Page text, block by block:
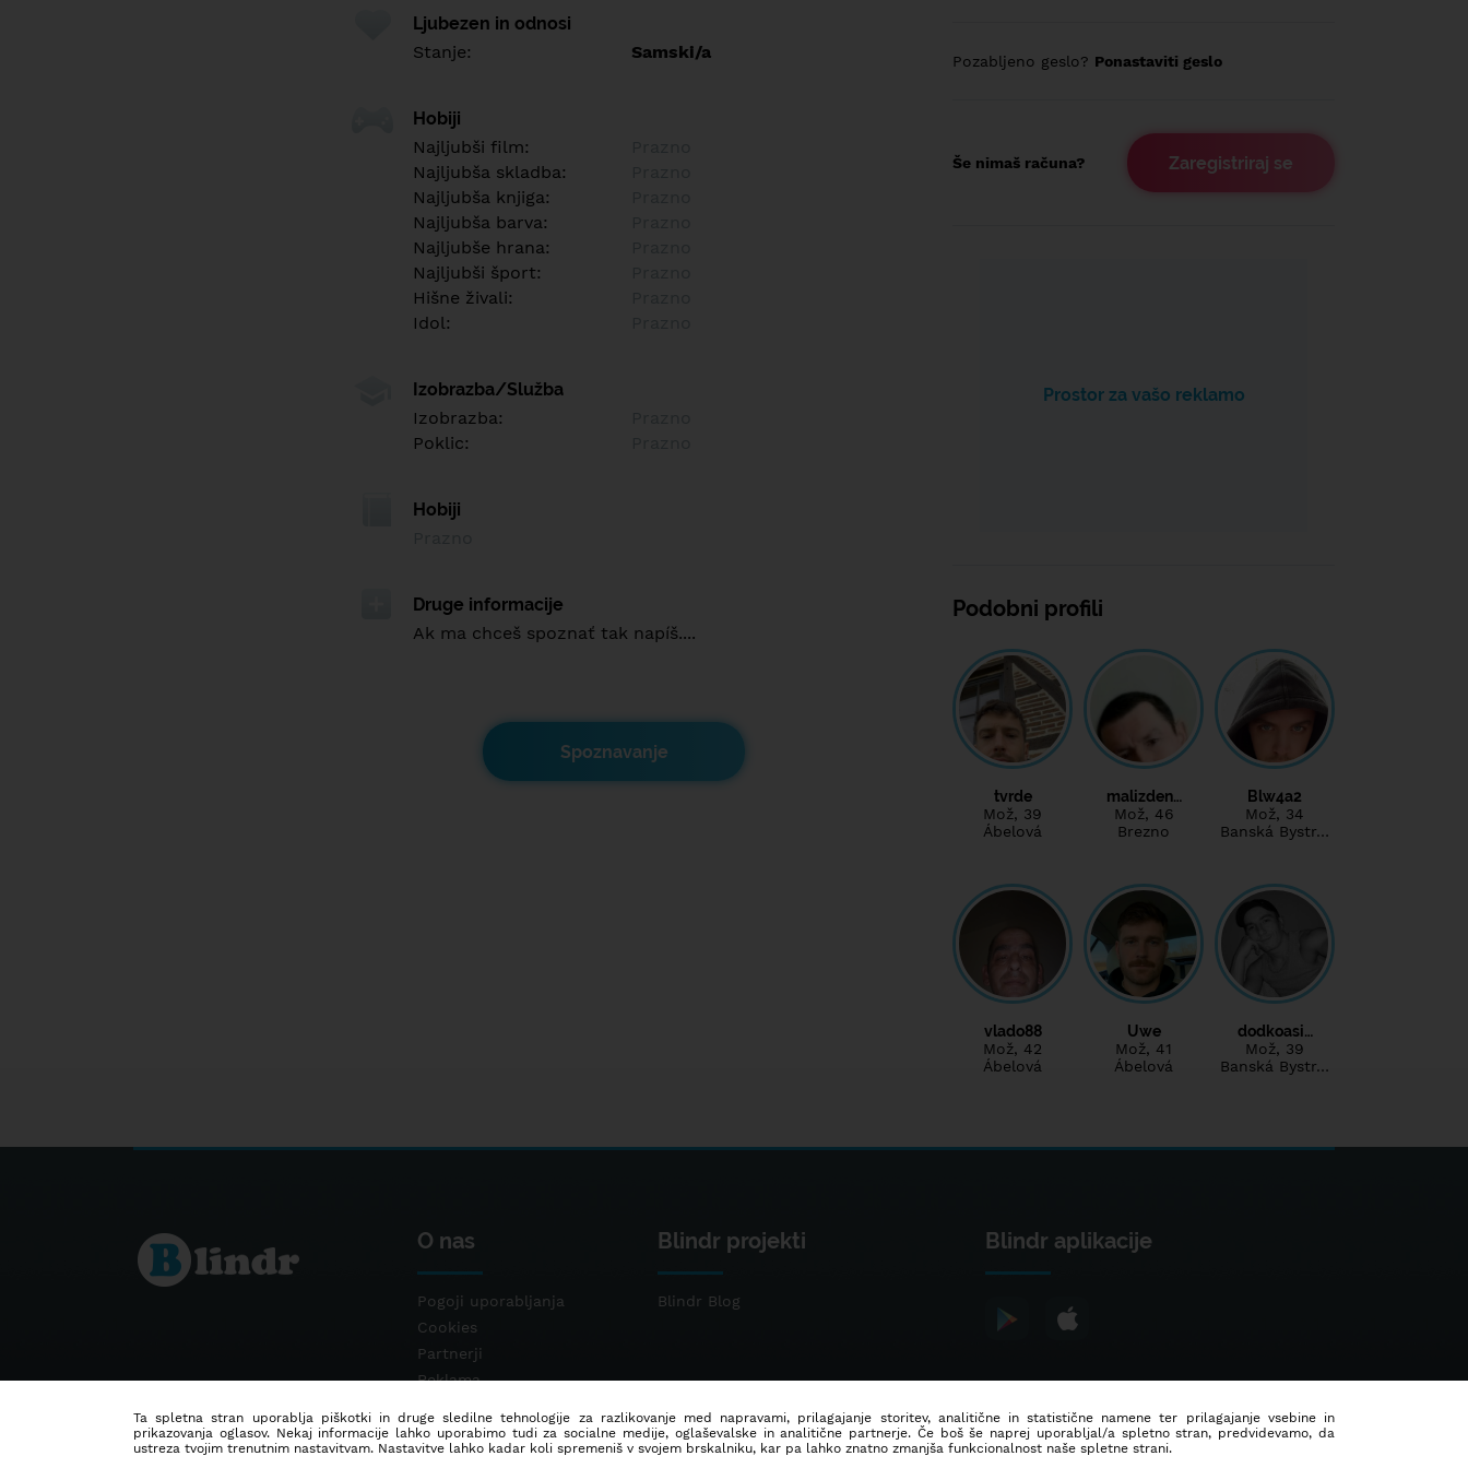
Ljubezen in odnosi
Stanje:
Samski/a
Hobiji
Najljubši film:
Najljubša skladba:
Najljubša knjiga:
Najljubša barva:
Najljubše hrana:
Najljubši šport:
Hišne živali:
Idol:
Izobrazba/Služba
Izobrazba:
Poklic:
Hobiji
Druge informacije
Ak ma chceš spoznať tak napíš....
Spoznavanje
Pozabljeno geslo? Ponastaviti geslo
Še nimaš računa? Zaregistriraj se
Prostor za vašo reklamo
Podobni profili
tvrde
Mož, 39
Ábelová
malizden…
Mož, 46
Brezno
Blw4a2
Mož, 34
Banská Bystr…
vlado88
Mož, 42
Ábelová
Uwe
Mož, 41
Ábelová
dodkoasi…
Mož, 39
Banská Bystr…
O nas
Pogoji uporabljanja
Cookies
Partnerji
Reklama
Blindr projekti
Blindr Blog
Blindr aplikacije
Ta spletna stran uporablja piškotki in druge sledilne tehnologije za razlikovanje med napravami, prilagajanje storitev, analitične in statistične namene ter prilagajanje vsebine in
prikazovanja oglasov. Nekaj informacije lahko uporabimo tudi za socialne medije, oglaševalske in analitične partnerje. Če boš še naprej uporabljal/a spletno stran, predvidevamo, da
ustreza tvojim trenutnim nastavitvam. Nastavitve lahko kadar koli spremeniš v svojem brskalniku, kar pa lahko znatno zmanjša funkcionalnost naše spletne strani.